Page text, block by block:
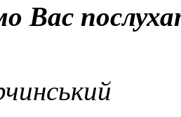
Вас